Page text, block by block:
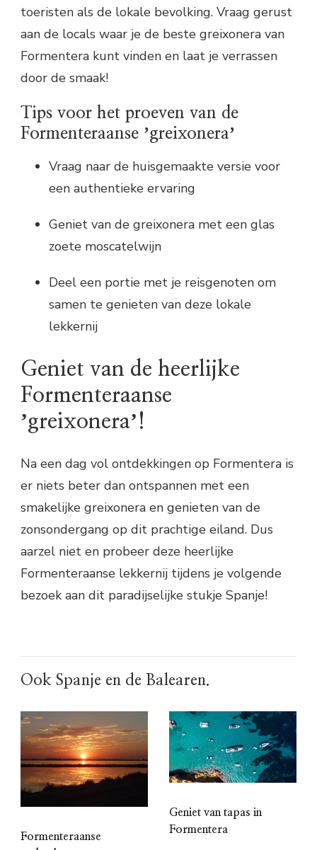
toeristen als de lokale bevolking. Vraag gerust
aan de locals waar je de beste greixonera van
Formentera kunt vinden en laat je verrassen
door de smaak!
Tips voor het proeven van de
Formenteraanse ʼgreixoneraʼ
Vraag naar de huisgemaakte versie voor
een authentieke ervaring
Geniet van de greixonera met een glas
zoete moscatelwijn
Deel een portie met je reisgenoten om
samen te genieten van deze lokale
lekkernij
Geniet van de heerlijke
Formenteraanse
ʼgreixoneraʼ!
Na een dag vol ontdekkingen op Formentera is
er niets beter dan ontspannen met een
smakelijke greixonera en genieten van de
zonsondergang op dit prachtige eiland. Dus
aarzel niet en probeer deze heerlijke
Formenteraanse lekkernij tijdens je volgende
bezoek aan dit paradijselijke stukje Spanje!
Ook Spanje en de Balearen.
Formenteraanse
Geniet van tapas in
Formentera